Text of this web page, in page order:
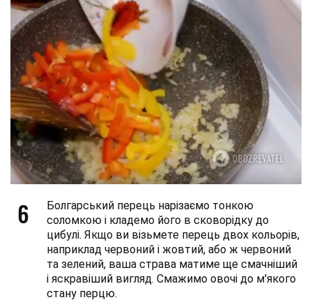
6
Болгарський перець нарізаємо тонкою
соломкою і кладемо його в сковорідку до
цибулі. Якщо ви візьмете перець двох кольорів,
наприклад червоний і жовтий, або ж червоний
та зелений, ваша страва матиме ще смачніший
і яскравіший вигляд. Смажимо овочі до м'якого
стану перцю.